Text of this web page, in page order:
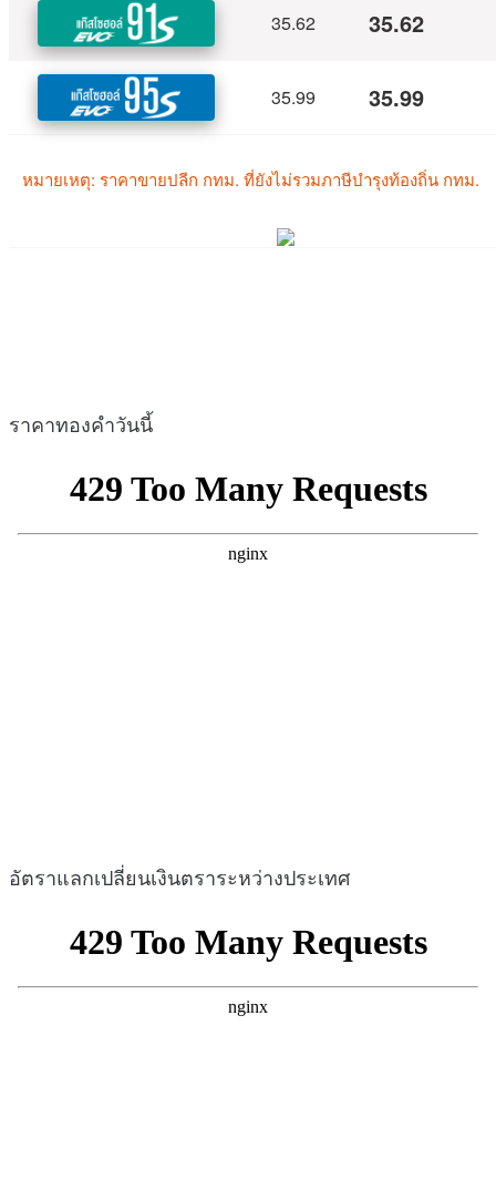
ราคาทองคำวันนี้
อัตราแลกเปลี่ยนเงินตราระหว่างประเทศ